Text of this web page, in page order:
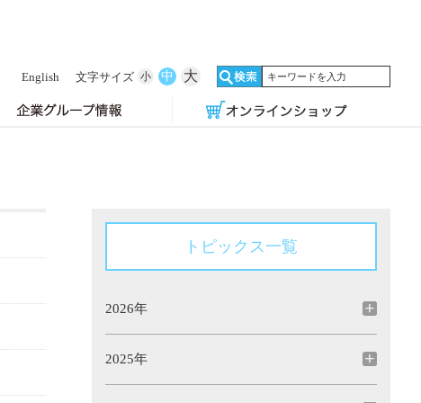
English 文字サイズ 小 中 大
トピックス一覧
2026年
2025年